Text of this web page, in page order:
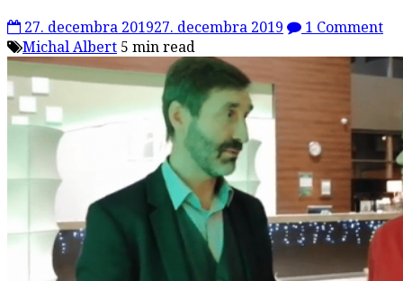
27. decembra 201927. decembra 2019
1 Comment
Michal Albert 5 min read